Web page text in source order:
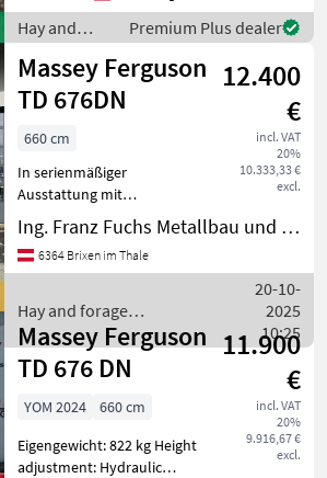
Kreisel - 6 Zinkenarme je
Kreisel mit Bereifung
16/6.50-8
Hay and
forage
equipment /
Massey
Ferguson
Premium Plus dealer
Massey Ferguson
TD 676DN
12.400
€
incl. VAT
20%
10.333,33 €
excl.
660 cm
In serienmäßiger
Ausstattung mit
Dreipunktanbau und
Nachlaufeinrichtung
(Schwenkbock).
Kreisel - 6 Zinkenarme je
Kreisel Bereifung 16/6.50
Ing. Franz Fuchs Metallbau und Landtechnik GmbH & CoKG
6364 Brixen im Thale
Hay and forage
equipment / Massey
Ferguson
20-10-
2025
10:25
Massey Ferguson
TD 676 DN
11.900
€
incl. VAT
20%
9.916,67 €
excl.
YOM 2024
660 cm
Eigengewicht: 822 kg Height
adjustment: Hydraulic